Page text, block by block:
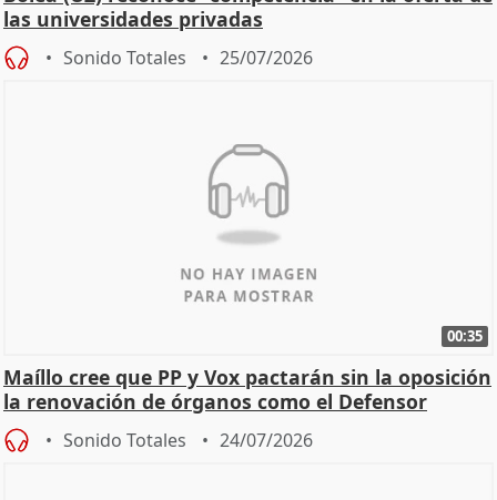
las universidades privadas
Sonido Totales 25/07/2026
00:35
Maíllo cree que PP y Vox pactarán sin la oposición
la renovación de órganos como el Defensor
Sonido Totales 24/07/2026